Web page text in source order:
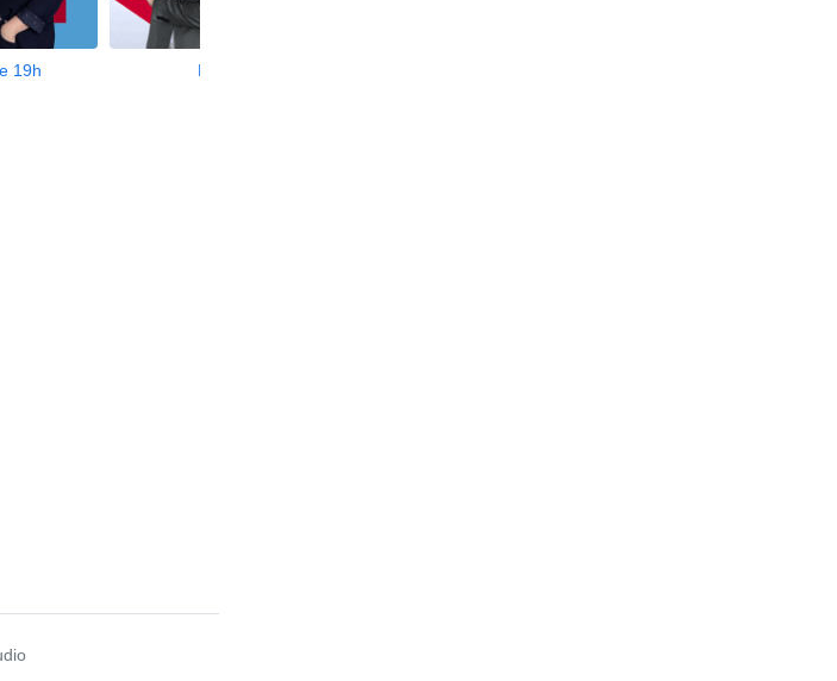
19h Pastek